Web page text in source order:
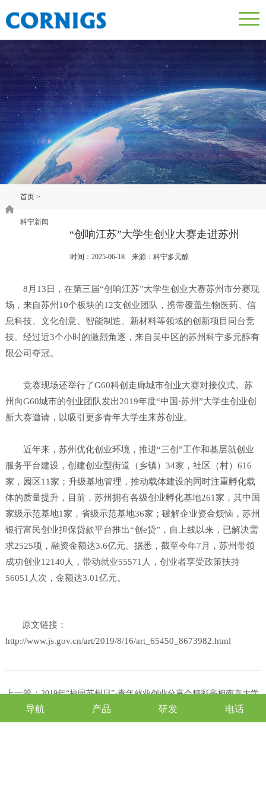
首页>
科宁新闻
“创响江苏”大学生创业大赛走进苏州
时间：2025-06-18 来源：科宁多元醇
8月13日，在第三届“创响江苏”大学生创业大赛苏州市分赛现
场，来自苏州10个板块的12支创业团队，携带覆盖生物医药、信
息科技、文化创意、智能制造、新材料等领域的创新项目同台竞
技。经过近3个小时的激烈角逐，来自吴中区的苏州科宁多元醇有
限公司夺冠。
竞赛现场还举行了G60科创走廊城市创业大赛对接仪式。苏
州向G60城市的创业团队发出2019年度“中国·苏州”大学生创业创
新大赛邀请，以吸引更多青年大学生来苏创业。
近年来，苏州优化创业环境，推进“三创”工作和基层就创业
服务平台建设，创建创业型街道（乡镇）34家，社区（村）616
家，园区11家；升级基地管理，推动载体建设的同时注重孵化载
体的质量提升，目前，苏州拥有各级创业孵化基地261家，其中国
家级示范基地1家，省级示范基地36家；破解企业资金烦恼，苏州
银行富民创业担保贷款平台推出“创e贷”，自上线以来，已解决需
求2525项，融资金额达3.6亿元。据悉，截至今年7月，苏州带领
成功创业12140人，带动就业55571人，创业者享受政策扶持
56051人次，金额达3.01亿元。
原文链接：
http://www.js.gov.cn/art/2019/8/16/art_65450_8673982.html
上一篇：2019年“校园苏州日”·青年就业创业分享会精彩亮相南京大学
下一篇：喜报 | 吴中区选手在这项大赛中一举夺魁！
导航 产品 研发 电话